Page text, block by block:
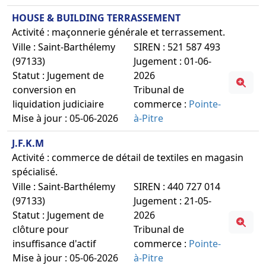
HOUSE & BUILDING TERRASSEMENT
Activité : maçonnerie générale et terrassement.
Ville : Saint-Barthélemy
(97133)
Statut : Jugement de
conversion en
liquidation judiciaire
Mise à jour : 05-06-2026
SIREN : 521 587 493
Jugement : 01-06-
2026
Tribunal de
commerce : Pointe-
à-Pitre
J.F.K.M
Activité : commerce de détail de textiles en magasin
spécialisé.
Ville : Saint-Barthélemy
(97133)
Statut : Jugement de
clôture pour
insuffisance d'actif
Mise à jour : 05-06-2026
SIREN : 440 727 014
Jugement : 21-05-
2026
Tribunal de
commerce : Pointe-
à-Pitre